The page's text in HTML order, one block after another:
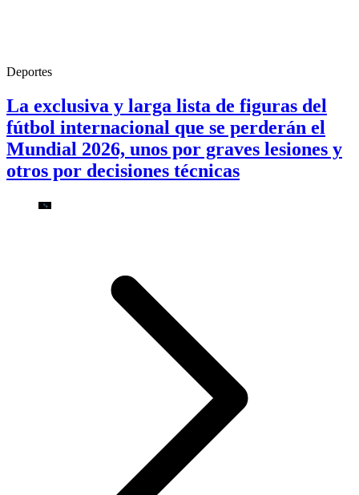
Deportes
La exclusiva y larga lista de figuras del
fútbol internacional que se perderán el
Mundial 2026, unos por graves lesiones y
otros por decisiones técnicas